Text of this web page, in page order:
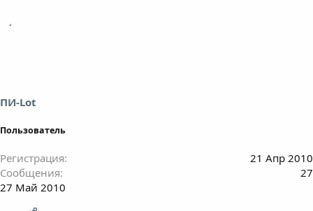
ПИ-Lot
Пользователь
Регистрация
21 Апр 2010
Сообщения
27
27 Май 2010